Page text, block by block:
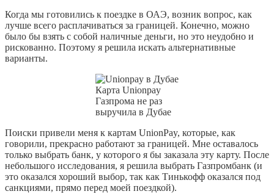
Когда мы готовились к поездке в ОАЭ, возник вопрос, как
лучше всего расплачиваться за границей. Конечно, можно
было бы взять с собой наличные деньги, но это неудобно и
рискованно. Поэтому я решила искать альтернативные
варианты.
Карта Unionpay
Газпрома не раз
выручила в Дубае
Поиски привели меня к картам UnionPay, которые, как
говорили, прекрасно работают за границей. Мне оставалось
только выбрать банк, у которого я бы заказала эту карту. После
небольшого исследования, я решила выбрать Газпромбанк (и
это оказался хороший выбор, так как Тинькофф оказался под
санкциями, прямо перед моей поездкой).